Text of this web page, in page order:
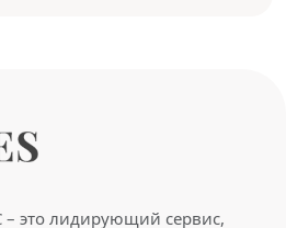
– это лидирующий сервис,